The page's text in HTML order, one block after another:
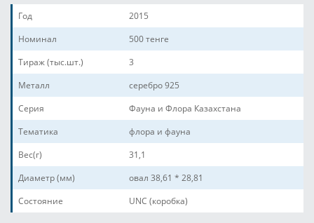
Год
2015
Номинал
500 тенге
Тираж (тыс.шт.)
3
Металл
серебро 925
Серия
Фауна и Флора Казахстана
Тематика
флора и фауна
Вес(г)
31,1
Диаметр (мм)
овал 38,61 * 28,81
Состояние
UNC (коробка)